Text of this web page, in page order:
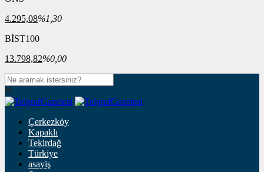
4.295,08%1,30
BİST100
13.798,82%0,00
Çerkezköy
Kapaklı
Tekirdağ
Türkiye
asayiş